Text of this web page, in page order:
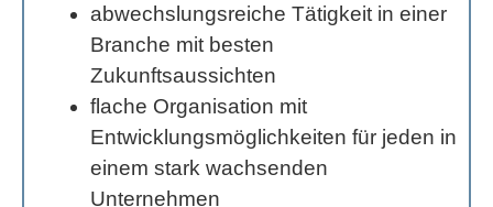
abwechslungsreiche Tätigkeit in einer
Branche mit besten
Zukunftsaussichten
flache Organisation mit
Entwicklungsmöglichkeiten für jeden in
einem stark wachsenden
Unternehmen